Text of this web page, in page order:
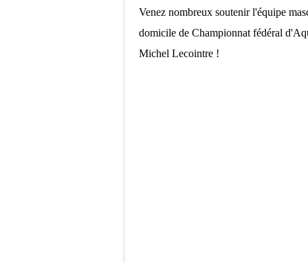
Venez nombreux soutenir l'équipe
domicile de Championnat fédéral
Michel Lecointre !